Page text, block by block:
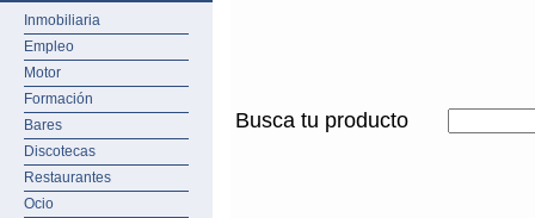
Inmobiliaria
Empleo
Motor
Formación
Bares
Discotecas
Restaurantes
Ocio
Busca tu producto